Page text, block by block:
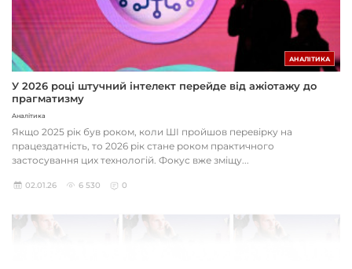
АНАЛІТИКА
У 2026 році штучний інтелект перейде від ажіотажу до
прагматизму
Аналітика
Якщо 2025 рік був роком, коли ШІ пройшов перевірку на
працездатність, то 2026 рік стане роком практичного
застосування цих технологій. Фокус вже зміщу...
02.01.26 6 530 0